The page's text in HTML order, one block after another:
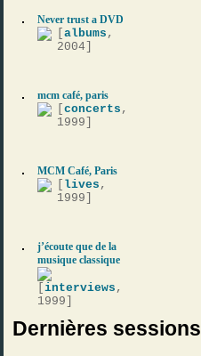
Never trust a DVD
[albums ,
2004]
mcm café, paris
[concerts ,
1999]
MCM Café, Paris
lives ,
1999]
j’écoute que de la
musique classique
[interviews ,
1999]
Dernières sessions